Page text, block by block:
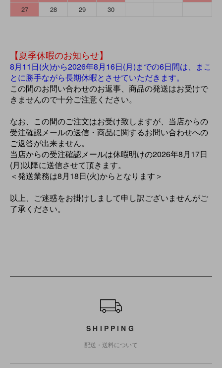
27
28 29 30
【夏季休暇のお知らせ】
8月11日(火)から2026年8月16日(月)までの6日間は、まこ
とに勝手ながら長期休暇とさせていただきます。
この間のお問い合わせのお返事、商品の発送はお受けで
きませんので十分ご注意ください。
なお、この間のご注文はお受け致しますが、当店からの
受注確認メールの送信・商品に関するお問い合わせへの
ご返答が出来ません。
当店からの受注確認メールは休暇明けの2026年8月17日
(月)以降に送信させて頂きます。
＜発送業務は8月18日(火)からとなります＞
以上、ご迷惑をお掛けしまして申し訳ございませんがご
了承ください。
ショッピングガイド
SHIPPING
配送・送料について